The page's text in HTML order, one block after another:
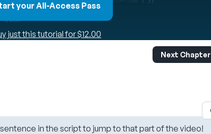
your All-Access Pass
just this tutorial for $12.00
Next Chapter
in the script to jump to that part of the video!